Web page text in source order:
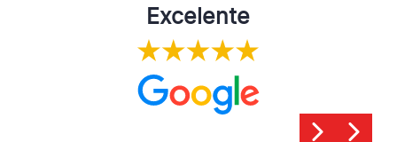
Excelente